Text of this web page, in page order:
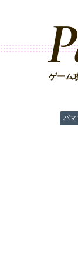
ゲーム
パマ